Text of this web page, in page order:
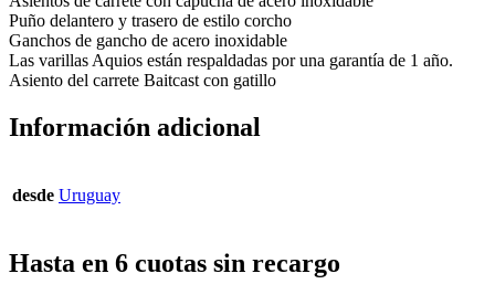
Puño delantero y trasero de estilo corcho
Ganchos de gancho de acero inoxidable
Las varillas Aquios están respaldadas por una garantía de 1 año.
Asiento del carrete Baitcast con gatillo
Información adicional
desde Uruguay
Hasta en 6 cuotas sin recargo